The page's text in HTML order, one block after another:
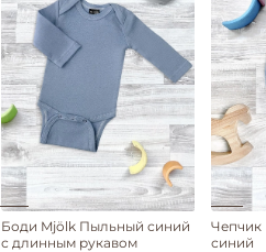
Боди Mjölk Пыльный синий
с длинным рукавом
синий